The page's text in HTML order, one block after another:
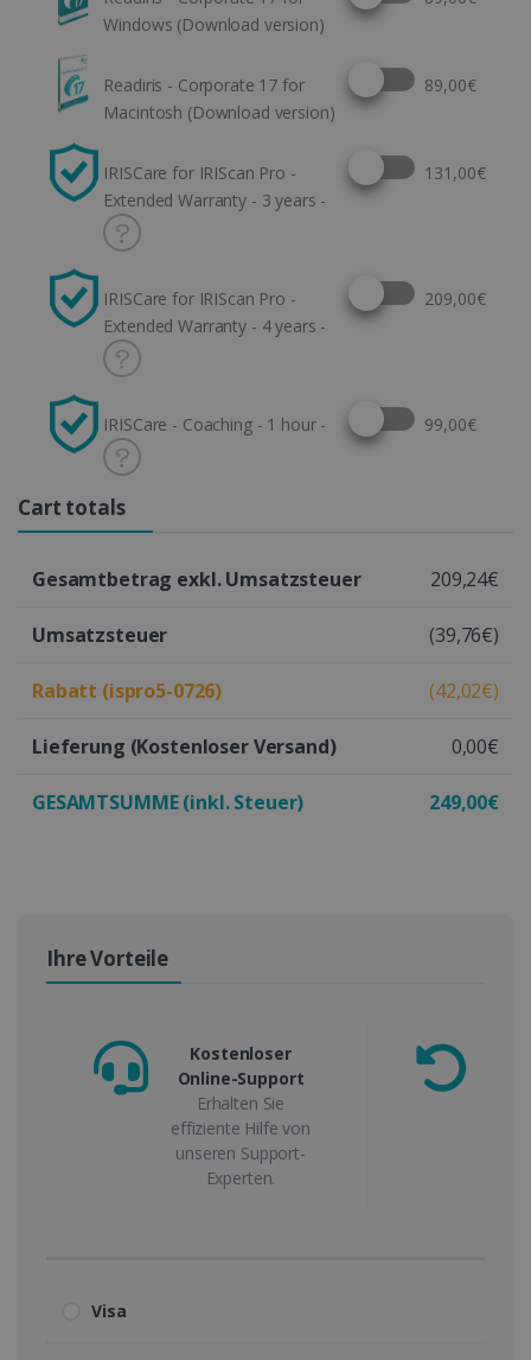
Windows (Download version)
Readiris - Corporate 17 for
Macintosh (Download version)
Select this option
89,00€
IRISCare for IRIScan Pro -
Extended Warranty - 3 years -
Select this option
131,00€
IRISCare for IRIScan Pro -
Extended Warranty - 4 years -
Select this option
209,00€
IRISCare - Coaching - 1 hour - Select this option
99,00€
Cart totals
Gesamtbetrag exkl. Umsatzsteuer 209,24€
Umsatzsteuer (39,76€)
Rabatt (ispro5-0726) (42,02€)
Lieferung (Kostenloser Versand) 0,00€
GESAMTSUMME (inkl. Steuer) 249,00€
Ihre Vorteile
Kostenloser
Online-Support
Erhalten Sie
effiziente Hilfe von
unseren Support-
Experten.
Visa